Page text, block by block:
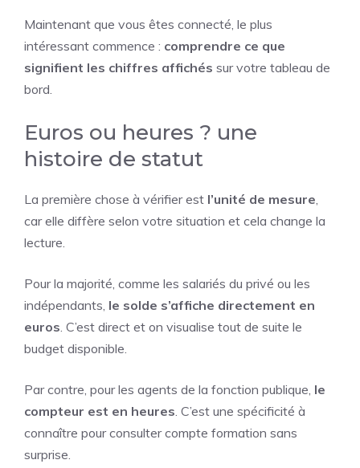
Maintenant que vous êtes connecté, le plus
intéressant commence : comprendre ce que
signifient les chiffres affichés sur votre tableau de
bord.
Euros ou heures ? une
histoire de statut
La première chose à vérifier est l’unité de mesure,
car elle diffère selon votre situation et cela change la
lecture.
Pour la majorité, comme les salariés du privé ou les
indépendants, le solde s’affiche directement en
euros. C’est direct et on visualise tout de suite le
budget disponible.
Par contre, pour les agents de la fonction publique, le
compteur est en heures. C’est une spécificité à
connaître pour consulter compte formation sans
surprise.